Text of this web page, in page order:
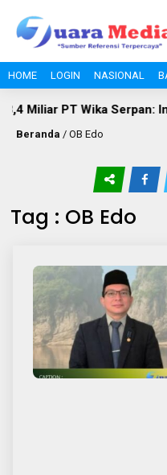
HOME LOGIN NASIONAL
Miliar PT Wika Serpan:
Beranda / OB Edo
Tag : OB Edo